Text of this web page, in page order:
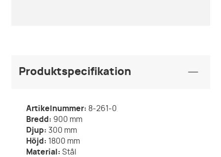
Produktspecifikation
Artikelnummer: 8-261-0
Bredd: 900 mm
Djup: 300 mm
Höjd: 1800 mm
Material: Stål